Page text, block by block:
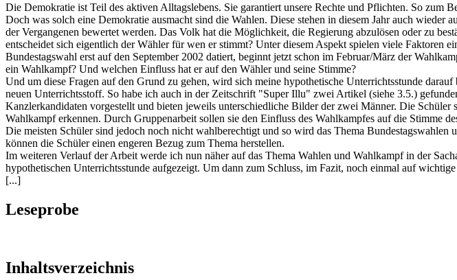
Die Demokratie ist Teil des aktiven Alltagslebens. Sie garantiert unsere Rechte und Pflichten. So zum
Doch was solch eine Demokratie ausmacht sind die Wahlen. Diese stehen in diesem Jahr auch
der Vergangenen bewertet werden. Das Volk hat die Möglichkeit, die Regierung abzulösen oder zu
entscheidet sich eigentlich der Wähler für wen er stimmt? Unter diesem Aspekt spielen viele Faktoren
Bundestagswahl erst auf den September 2002 datiert, beginnt jetzt schon im Februar/März der
ein Wahlkampf? Und welchen Einfluss hat er auf den Wähler und seine Stimme?
Und um diese Fragen auf den Grund zu gehen, wird sich meine hypothetische Unterrichtsstunde
neuen Unterrichtsstoff. So habe ich auch in der Zeitschrift "Super Illu" zwei Artikel (siehe 3.5.)
Kanzlerkandidaten vorgestellt und bieten jeweils unterschiedliche Bilder der zwei Männer. Die
Wahlkampf erkennen. Durch Gruppenarbeit sollen sie den Einfluss des Wahlkampfes auf die Stimme
Die meisten Schüler sind jedoch noch nicht wahlberechtigt und so wird das Thema
können die Schüler einen engeren Bezug zum Thema herstellen.
Im weiteren Verlauf der Arbeit werde ich nun näher auf das Thema Wahlen und Wahlkampf in der
hypothetischen Unterrichtsstunde aufgezeigt. Um dann zum Schluss, im Fazit, noch einmal auf
[...]
Leseprobe
Inhaltsverzeichnis